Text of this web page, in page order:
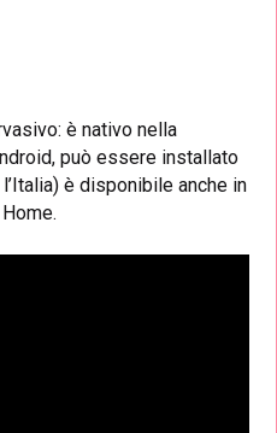
è nativo nella
può essere installato
è disponibile anche in